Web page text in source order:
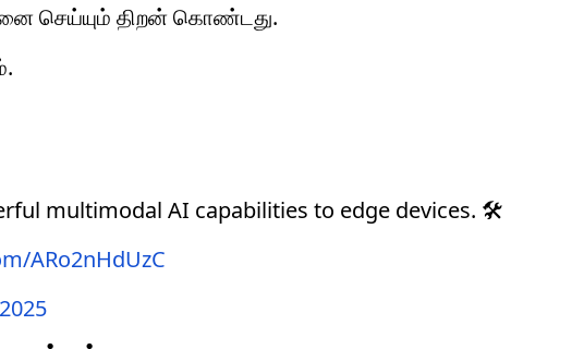
செய்யும் திறன் கொண்டது.
multimodal AI capabilities to edge devices. 🛠️
ARo2nHdUzC